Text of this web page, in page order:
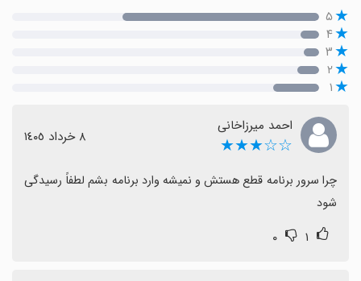
۵
۴
۳
۲
۱
احمد میرزاخانی
☆☆★★★ ٨ خرداد ١٤٠٥
شود
۱ ۰